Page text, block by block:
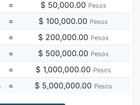
= $ 50,000.00 Pesos
= $ 100,000.00 Pesos
= $ 200,000.00 Pesos
= $ 500,000.00 Pesos
= $ 1,000,000.00 Pesos
= $ 5,000,000.00 Pesos